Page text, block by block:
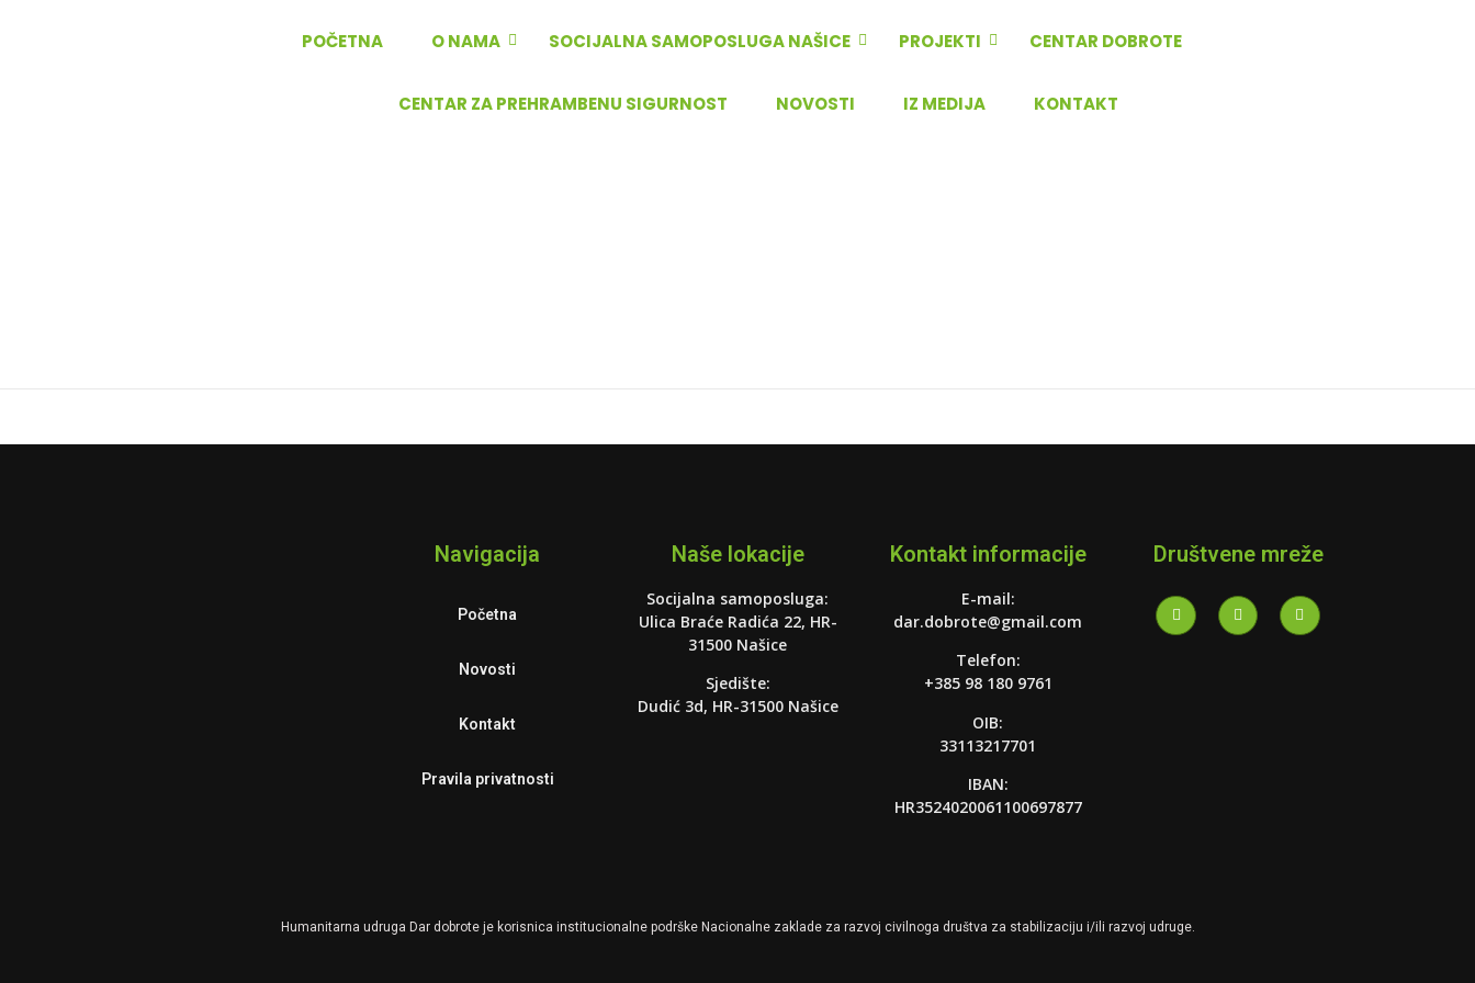
POČETNA O NAMA SOCIJALNA SAMOPOSLUGA NAŠICE PROJEKTI CENTAR DOBROTE
CENTAR ZA PREHRAMBENU SIGURNOST NOVOSTI IZ MEDIJA KONTAKT
Navigacija
Početna
Novosti
Kontakt
Pravila privatnosti
Naše lokacije
Socijalna samoposluga:
Ulica Braće Radića 22, HR-
31500 Našice
Sjedište:
Dudić 3d, HR-31500 Našice
Kontakt informacije
E-mail:
dar.dobrote@gmail.com
Telefon:
+385 98 180 9761
OIB:
33113217701
IBAN:
HR3524020061100697877
Društvene mreže
Humanitarna udruga Dardobrote je korisnica institucionalne podrške Nacionalne zaklade za razvoj civilnoga društva za stabilizaciju i/ili razvoj udruge.